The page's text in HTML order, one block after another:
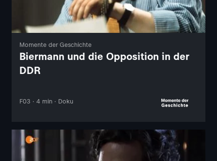
Momente der Geschichte
Biermann und die Opposition in der
DDR
F03 · 4 min · Doku